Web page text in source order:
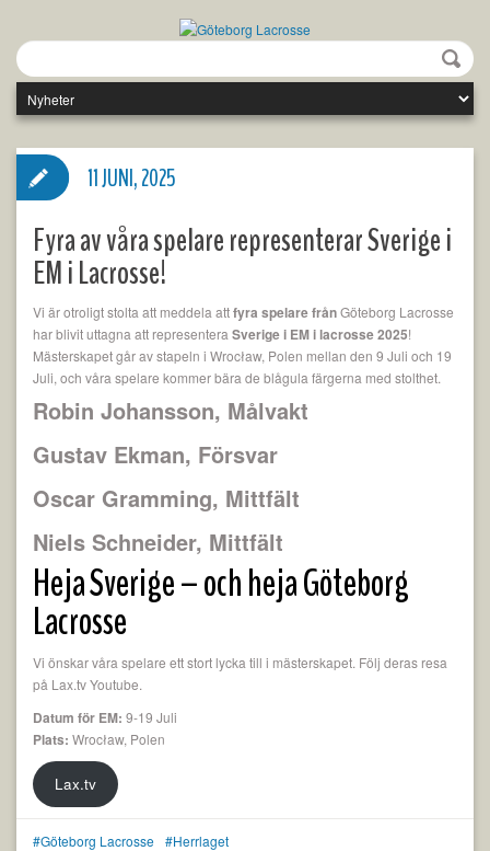
Fyra av våra spelare representerar Sverige i
EM i Lacrosse!
Vi är otroligt stolta att meddela attfyra spelare frånGöteborg Lacrosse
har blivit uttagna att representera Sverige i EM i lacrosse 2025!
Mästerskapet går av stapeln i Wrocław, Polen mellan den 9 Juli och 19
Juli, och våra spelare kommer bära de blågula färgerna med stolthet.
Robin Johansson, Målvakt
Gustav Ekman, Försvar
Oscar Gramming, Mittfält
Niels Schneider, Mittfält
Heja Sverige – och heja Göteborg
Lacrosse
Vi önskar våra spelare ett stort lycka till i mästerskapet. Följ deras resa
på Lax.tv Youtube.
Datum för EM: 9-19 Juli
Plats: Wrocław, Polen
Lax.tv
11 JUNI, 2025
Göteborg Lacrosse
Herrlaget